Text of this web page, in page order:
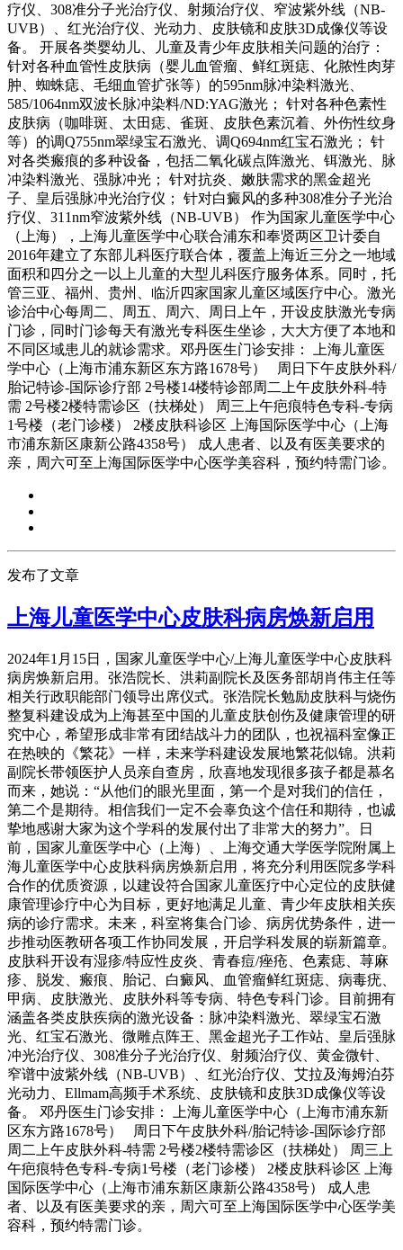
疗仪、308准分子光治疗仪、射频治疗仪、窄波紫外线（NB-
UVB）、红光治疗仪、光动力、皮肤镜和皮肤3D成像仪等设
备。 开展各类婴幼儿、儿童及青少年皮肤相关问题的治疗：
针对各种血管性皮肤病（婴儿血管瘤、鲜红斑痣、化脓性肉芽
肿、蜘蛛痣、毛细血管扩张等）的595nm脉冲染料激光、
585/1064nm双波长脉冲染料/ND:YAG激光； 针对各种色素性
皮肤病（咖啡斑、太田痣、雀斑、皮肤色素沉着、外伤性纹身
等）的调Q755nm翠绿宝石激光、调Q694nm红宝石激光； 针
对各类瘢痕的多种设备，包括二氧化碳点阵激光、铒激光、脉
冲染料激光、强脉冲光； 针对抗炎、嫩肤需求的黑金超光
子、皇后强脉冲光治疗仪； 针对白癜风的多种308准分子光治
疗仪、311nm窄波紫外线（NB-UVB） 作为国家儿童医学中心
（上海），上海儿童医学中心联合浦东和奉贤两区卫计委自
2016年建立了东部儿科医疗联合体，覆盖上海近三分之一地域
面积和四分之一以上儿童的大型儿科医疗服务体系。同时，托
管三亚、福州、贵州、临沂四家国家儿童区域医疗中心。激光
诊治中心每周二、周五、周六、周日上午，开设皮肤激光专病
门诊，同时门诊每天有激光专科医生坐诊，大大方便了本地和
不同区域患儿的就诊需求。邓丹医生门诊安排： 上海儿童医
学中心（上海市浦东新区东方路1678号） 周日下午皮肤外科/
胎记特诊-国际诊疗部 2号楼14楼特诊部周二上午皮肤外科-特
需 2号楼2楼特需诊区（扶梯处） 周三上午疤痕特色专科-专病
1号楼（老门诊楼） 2楼皮肤科诊区 上海国际医学中心（上海
市浦东新区康新公路4358号） 成人患者、以及有医美要求的
亲，周六可至上海国际医学中心医学美容科，预约特需门诊。
发布了文章
上海儿童医学中心皮肤科病房焕新启用
2024年1月15日，国家儿童医学中心/上海儿童医学中心皮肤科
病房焕新启用。张浩院长、洪莉副院长及医务部胡肖伟主任等
相关行政职能部门领导出席仪式。张浩院长勉励皮肤科与烧伤
整复科建设成为上海甚至中国的儿童皮肤创伤及健康管理的研
究中心，希望形成非常有团结战斗力的团队，也祝福科室像正
在热映的《繁花》一样，未来学科建设发展地繁花似锦。洪莉
副院长带领医护人员亲自查房，欣喜地发现很多孩子都是慕名
而来，她说：“从他们的眼光里面，第一个是对我们的信任，
第二个是期待。相信我们一定不会辜负这个信任和期待，也诚
挚地感谢大家为这个学科的发展付出了非常大的努力”。日
前，国家儿童医学中心（上海）、上海交通大学医学院附属上
海儿童医学中心皮肤科病房焕新启用，将充分利用医院多学科
合作的优质资源，以建设符合国家儿童医疗中心定位的皮肤健
康管理诊疗中心为目标，更好地满足儿童、青少年皮肤相关疾
病的诊疗需求。未来，科室将集合门诊、病房优势条件，进一
步推动医教研各项工作协同发展，开启学科发展的崭新篇章。
皮肤科开设有湿疹/特应性皮炎、青春痘/痤疮、色素痣、荨麻
疹、脱发、瘢痕、胎记、白癜风、血管瘤鲜红斑痣、病毒疣、
甲病、皮肤激光、皮肤外科等专病、特色专科门诊。目前拥有
涵盖各类皮肤疾病的激光设备：脉冲染料激光、翠绿宝石激
光、红宝石激光、微雕点阵王、黑金超光子工作站、皇后强脉
冲光治疗仪、308准分子光治疗仪、射频治疗仪、黄金微针、
窄谱中波紫外线（NB-UVB）、红光治疗仪、艾拉及海姆泊芬
光动力、Ellmam高频手术系统、皮肤镜和皮肤3D成像仪等设
备。 邓丹医生门诊安排： 上海儿童医学中心（上海市浦东新
区东方路1678号） 周日下午皮肤外科/胎记特诊-国际诊疗部
周二上午皮肤外科-特需 2号楼2楼特需诊区（扶梯处） 周三上
午疤痕特色专科-专病1号楼（老门诊楼） 2楼皮肤科诊区 上海
国际医学中心（上海市浦东新区康新公路4358号） 成人患
者、以及有医美要求的亲，周六可至上海国际医学中心医学美
容科，预约特需门诊。